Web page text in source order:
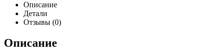
Описание
Детали
Отзывы (0)
Описание